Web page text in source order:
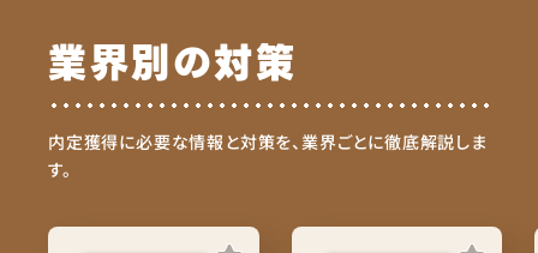
業界別の対策
内定獲得に必要な情報と対策を、業界ごとに徹底解説しま
す。